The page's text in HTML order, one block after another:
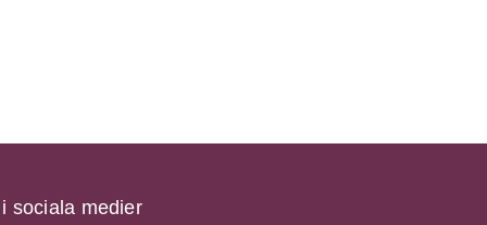
sociala medier